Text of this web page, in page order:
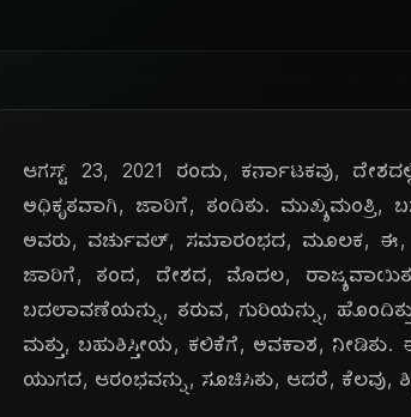
ಆಗಸ್ಟ್ 23, 2021 ರಂದು, ಕರ್ನಾಟಕವು,
ಅಧಿಕೃತವಾಗಿ, ಜಾರಿಗೆ, ತಂದಿತು. ಮುಖ್ಯಮಂತ್ರಿ,
ಅವರು, ವರ್ಚುವಲ್, ಸಮಾರಂಭದ, ಮೂಲಕ, ಈ,
ಜಾರಿಗೆ, ತಂದ, ದೇಶದ, ಮೊದಲ,
ಬದಲಾವಣೆಯನ್ನು, ತರುವ, ಗುರಿಯನ್ನು,
ಮತ್ತು, ಬಹುಶಿಸ್ತೀಯ, ಕಲಿಕೆಗೆ, ಅವಕಾಶ,
ಯುಗದ, ಆರಂಭವನ್ನು, ಸೂಚಿಸಿತು, ಆದರೆ,